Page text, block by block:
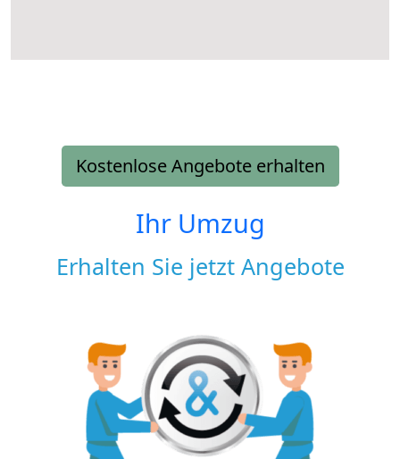
Kostenlose Angebote erhalten
Ihr Umzug
Erhalten Sie jetzt Angebote